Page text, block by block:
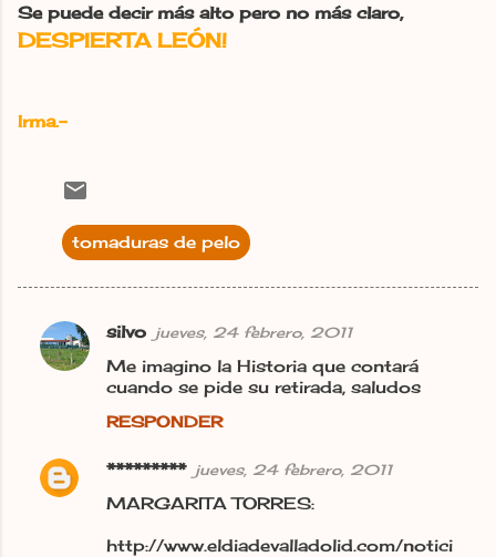
Se puede decir más alto pero no más claro,
DESPIERTA LEÓN!
Irma.-
tomaduras de pelo
C
o
n
t
silvo jueves, 24 febrero, 2011
Me imagino la Historia que contará
cuando se pide su retirada, saludos
RESPONDER
********* jueves, 24 febrero, 2011
MARGARITA TORRES:
http://www.eldiadevalladolid.com/notici